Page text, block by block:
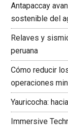
Antapaccay
sostenible del
Relaves y
peruana
Cómo reducir
operaciones
Yauricocha:
Immersive